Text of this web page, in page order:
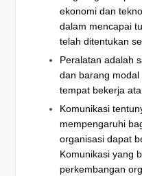
ekonomi dan
dalam mencapai
telah ditentukan
Peralatan adalah
dan barang
tempat bekerja
Komunikasi
mempengaruhi
organisasi dapat
Komunikasi yang
perkembangan